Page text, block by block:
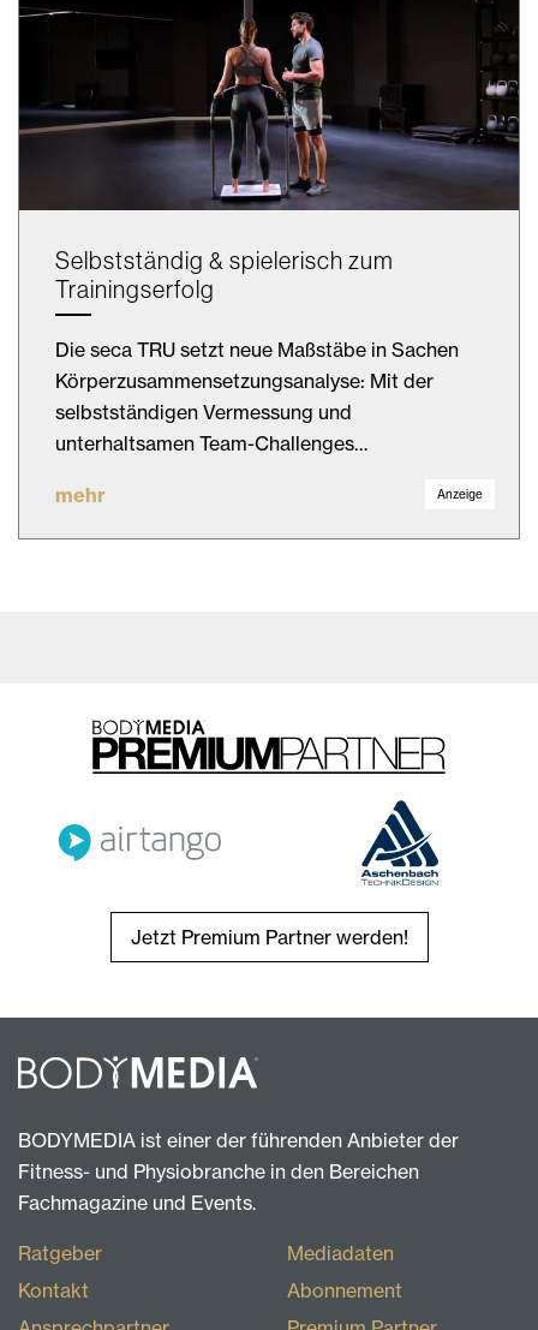
Selbstständig & spielerisch zum
Trainingserfolg
Die seca TRU setzt neue Maßstäbe in Sachen
Körperzusammensetzungsanalyse: Mit der
selbstständigen Vermessung und
unterhaltsamen Team-Challenges…
mehr Anzeige
Jetzt Premium Partner werden!
BODYMEDIA ist einer der führenden Anbieter der
Fitness- und Physiobranche in den Bereichen
Fachmagazine und Events.
Ratgeber
Kontakt
Mediadaten
Abonnement